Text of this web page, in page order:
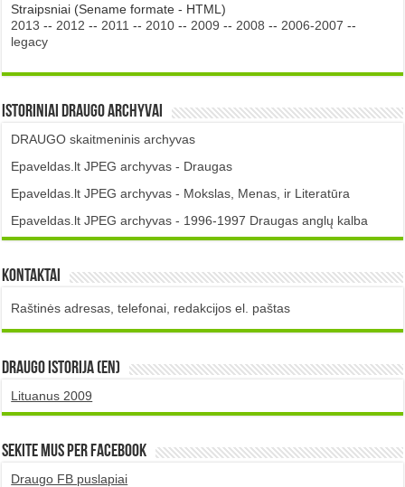
Straipsniai (Sename formate - HTML)
2013 -- 2012 -- 2011 -- 2010 -- 2009 -- 2008 -- 2006-2007 --
legacy
Istoriniai DRAUGO Archyvai
DRAUGO skaitmeninis archyvas
Epaveldas.lt JPEG archyvas - Draugas
Epaveldas.lt JPEG archyvas - Mokslas, Menas, ir Literatūra
Epaveldas.lt JPEG archyvas - 1996-1997 Draugas anglų kalba
Kontaktai
Raštinės adresas, telefonai, redakcijos el. paštas
DRAUGO istorija (EN)
Lituanus 2009
Sekite mus per Facebook
Draugo FB puslapiai